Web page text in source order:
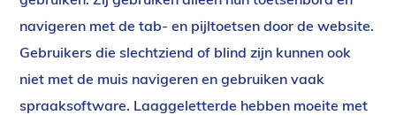
navigeren met de tab- en pijltoetsen door de website.
Gebruikers die slechtziend of blind zijn kunnen ook
niet met de muis navigeren en gebruiken vaak
spraaksoftware. Laaggeletterde hebben moeite met